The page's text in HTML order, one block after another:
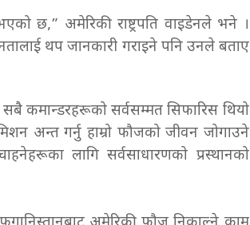
छ,” अमेरिकी राष्ट्रपति वाइडेनले भने ।
थप जानकारी गराइने पनि उनले बताए
सबै कमान्डरहरूको सर्वसम्मत सिफारिस थियो
अन्त गर्नु हाम्रो फौजको जीवन जोगाउने
लागि सर्वसाधारणको प्रस्थानको